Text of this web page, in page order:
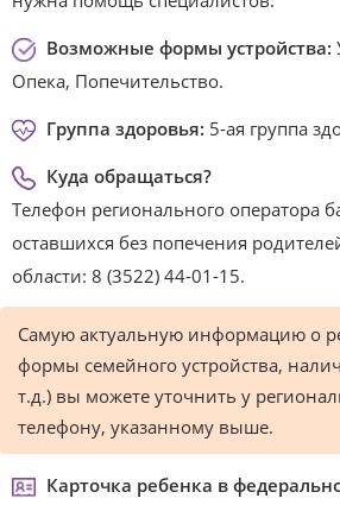
Возможные формы устройства:
Опека, Попечительство.
Группа здоровья: 5-ая группа
Куда обращаться?
Телефон регионального оператора
оставшихся без попечения
области: 8 (3522) 44-01-15.
Самую актуальную информацию о
формы семейного устройства,
т.д.) вы можете уточнить у
телефону, указанному выше.
Карточка ребенка в